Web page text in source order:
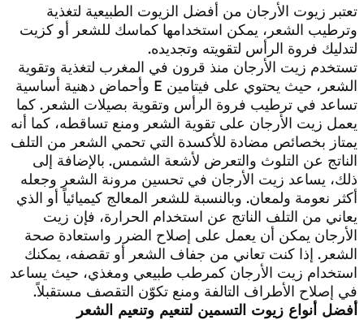
تعتبر زيوت الأرجان من أفضل الزيوت الطبيعية لتغذية
وترطيب الشعر، يمكن استخدامها كماسك للشعر أو كزيت
لتدليك فروة الرأس لتقويته وتجديده.
تستخدم زيت الأرجان منذ قرون في المغرب لتغذية وتقوية
الشعر، حيث يحتوي على فيتامين E وأحماض دهنية أساسية
تساعد في ترطيب فروة الرأس وتقوية بصيلات الشعر. كما
يعمل زيت الأرجان على تقوية الشعر ومنع تساقطه، كما أنه
يمتاز بخصائص مضادة للأكسدة التي تحمي الشعر من التلف
الناتج عن التلوث والتعرض لأشعة الشمس. بالإضافة إلى
ذلك، يساعد زيت الأرجان في تحسين مرونة الشعر وجعله
أكثر نعومة ولمعان. وبالنسبة للشعر المعالج كيميائياً أو الذي
يعاني من التلف الناتج عن استخدام الحرارة، فإن زيت
الأرجان يمكن أن يعمل على إصلاح الضرر واستعادة صحة
الشعر. إذا كنت تعاني من جفاف الشعر أو تقصفه، يمكنك
استخدام زيت الأرجان كمرطب طبيعي ومغذي، حيث يساعد
في إصلاح الأطراف التالفة ومنع تكوّن التقصف مستقبلاً.
أفضل أنواع زيوت التسمين لتنعيم وتنعيم الشعر